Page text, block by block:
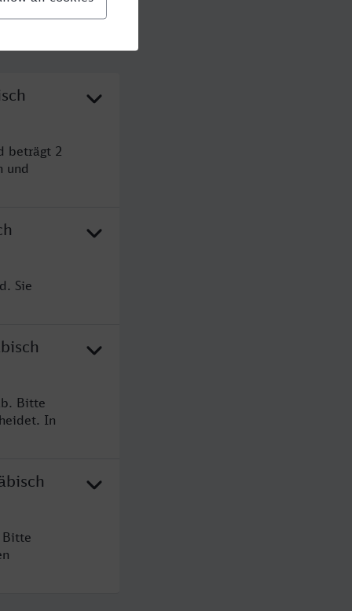
beträgt 2
und
Sie
Bitte
In
Bitte